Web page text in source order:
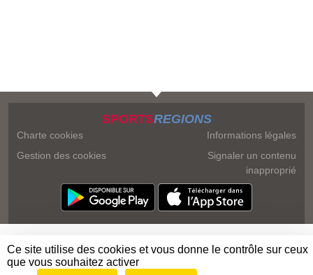
SPORTSREGIONS
Charte cookies
Gestion des cookies
Informations légales
Signaler un contenu
inapproprié
Ce site utilise des cookies et vous donne le contrôle sur ceux
que vous souhaitez activer